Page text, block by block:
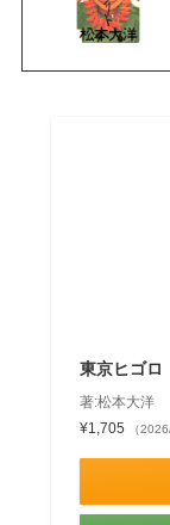
東京ヒゴロ
著:松本大洋
¥1,705
（